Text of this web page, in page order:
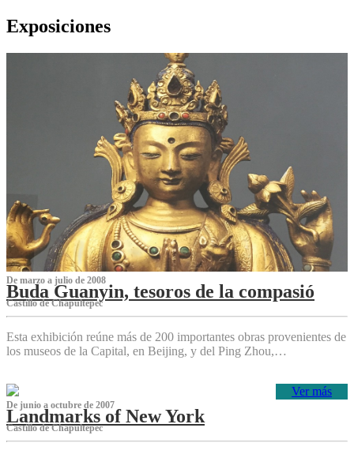
Exposiciones
De marzo a julio de 2008
Buda Guanyin, tesoros de la compasió
Castillo de Chapultepec
Esta exhibición reúne más de 200 importantes obras provenientes de
los museos de la Capital, en Beijing, y del Ping Zhou,…
Ver más
De junio a octubre de 2007
Landmarks of New York
Castillo de Chapultepec